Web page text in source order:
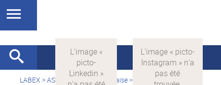
LABEX >ASLAN > Version française>
Quelles sont les